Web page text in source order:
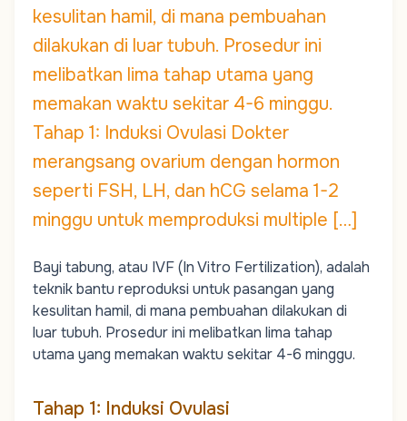
kesulitan hamil, di mana pembuahan
dilakukan di luar tubuh. Prosedur ini
melibatkan lima tahap utama yang
memakan waktu sekitar 4-6 minggu.
Tahap 1: Induksi Ovulasi Dokter
merangsang ovarium dengan hormon
seperti FSH, LH, dan hCG selama 1-2
minggu untuk memproduksi multiple […]
Bayi tabung, atau IVF (In Vitro Fertilization), adalah
teknik bantu reproduksi untuk pasangan yang
kesulitan hamil, di mana pembuahan dilakukan di
luar tubuh. Prosedur ini melibatkan lima tahap
utama yang memakan waktu sekitar 4-6 minggu.
Tahap 1: Induksi Ovulasi